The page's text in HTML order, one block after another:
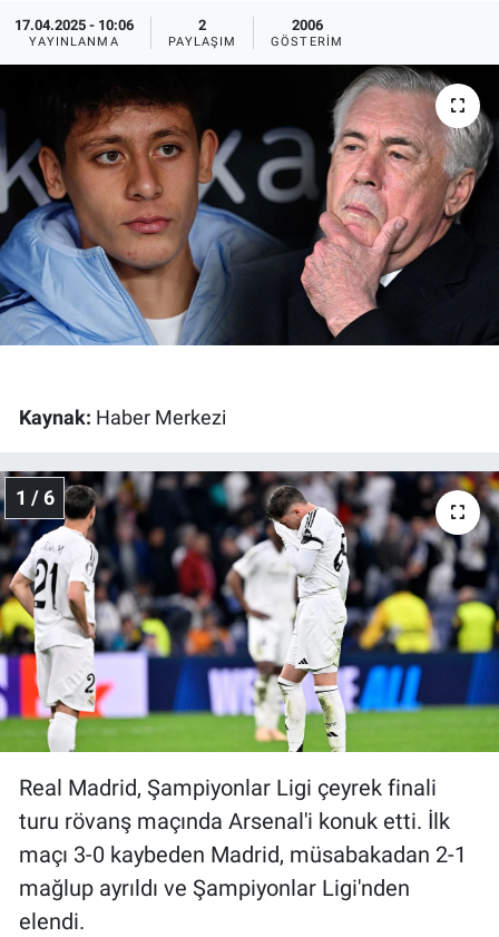
17.04.2025 - 10:06
YAYINLANMA
2
PAYLAŞIM
2006
GÖSTERIM
Kaynak: Haber Merkezi
1 / 6
Real Madrid, Şampiyonlar Ligi çeyrek finali
turu rövanş maçında Arsenal'i konuk etti. İlk
maçı 3-0 kaybeden Madrid, müsabakadan 2-1
mağlup ayrıldı ve Şampiyonlar Ligi'nden
elendi.
Ekonomi
Forum
Gerçeğin İzinde
Gün Başlıyor
Gün Bitiyor
Gün Ortası
Haber
İlan
Kimdir
Koronavirüs
Kültür Sanat
Ne demişti
Nedir
Popüler